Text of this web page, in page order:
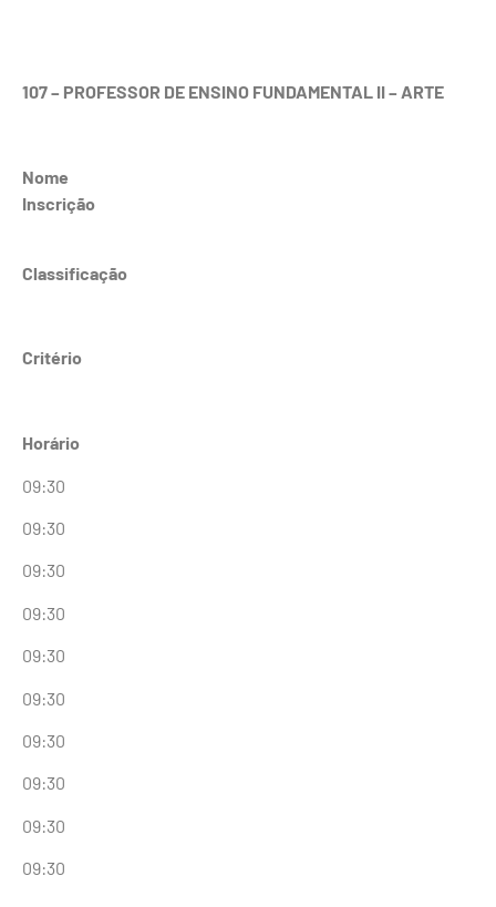
107 – PROFESSOR DE ENSINO FUNDAMENTAL II – ARTE
Nome
Inscrição
Classificação
Critério
Horário
09:30
09:30
09:30
09:30
09:30
09:30
09:30
09:30
09:30
09:30